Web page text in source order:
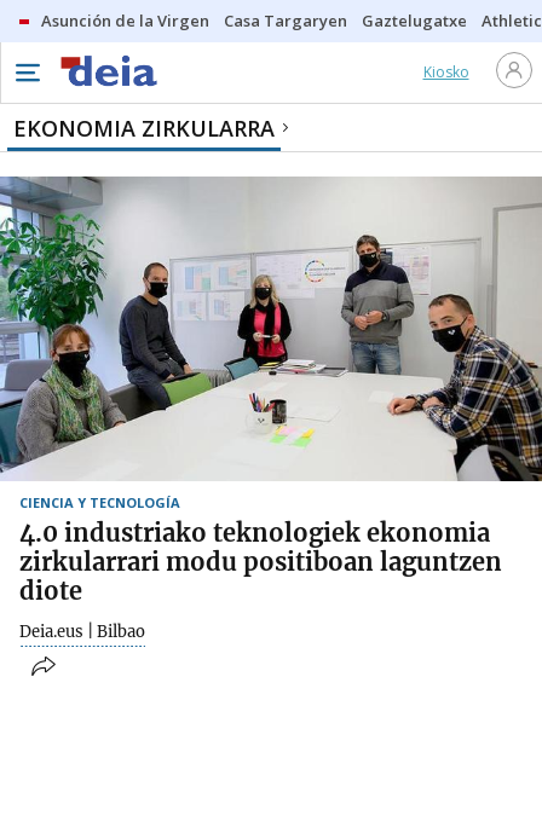
Asunción de la Virgen Casa Targaryen Gaztelugatxe Athletic
Kiosko
EKONOMIA ZIRKULARRA
CIENCIA Y TECNOLOGÍA
4.0 industriako teknologiek ekonomia
zirkularrari modu positiboan laguntzen
diote
Deia.eus | Bilbao